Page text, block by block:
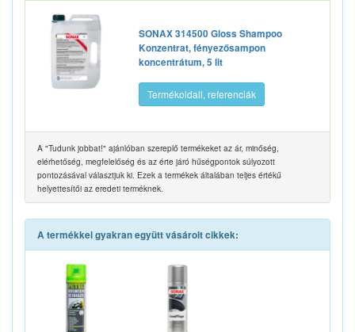
SONAX 314500 Gloss Shampoo
Konzentrat, fényezősampon
koncentrátum, 5 lit
Termékoldall, referenciák
A "Tudunk jobbat!" ajánlóban szereplő termékeket az ár, minőség,
elérhetőség, megfelelőség és az érte járó hűségpontok súlyozott
pontozásával választjuk ki. Ezek a termékek általában teljes értékű
helyettesítői az eredeti terméknek.
A termékkel gyakran együtt vásárolt cikkek: